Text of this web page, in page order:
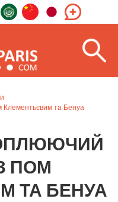
та Бенуа
ПОМ
ТА БЕНУА